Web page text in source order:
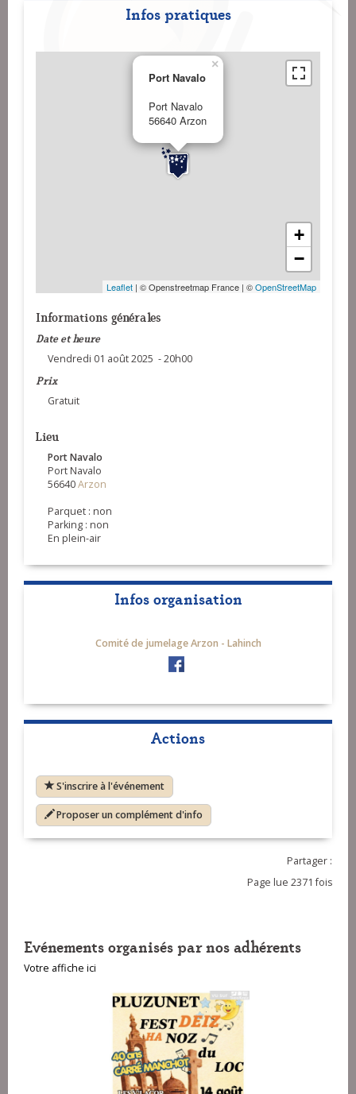
Infos pratiques
Port Navalo
Port Navalo
56640 Arzon
×
+
−
Leaflet | © Openstreetmap France | ©OpenStreetMap
Informations générales
Date et heure
Vendredi 01 août 2025 - 20h00
Prix
Gratuit
Lieu
Port Navalo
Port Navalo
56640Arzon
Parquet : non
Parking : non
En plein-air
Infos organisation
Comité de jumelage Arzon - Lahinch
Actions
S'inscrire à l'événement
Proposer un complément d'info
Partager :
Page lue 2371 fois
Evénements organisés par nos adhérents
Votre affiche ici